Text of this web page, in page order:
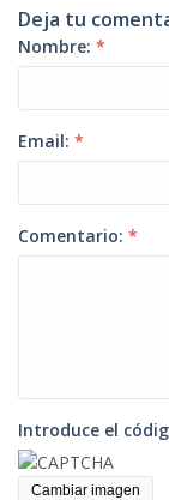
Deja tu
Nombre: *
Email: *
Comentario: *
Introduce el
Cambiar imagen